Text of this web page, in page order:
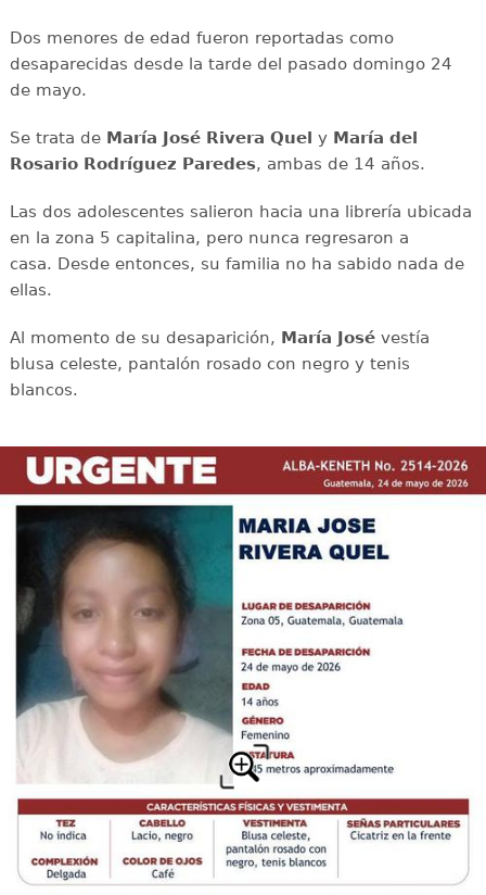
Dos menores de edad fueron reportadas como
desaparecidas desde la tarde del pasado domingo 24
de mayo.
Se trata de María José Rivera Quel y María del
Rosario Rodríguez Paredes, ambas de 14 años.
Las dos adolescentes salieron hacia una librería ubicada
en la zona 5 capitalina, pero nunca regresaron a
casa. Desde entonces, su familia no ha sabido nada de
ellas.
Al momento de su desaparición, María Josévestía
blusa celeste, pantalón rosado con negro y tenis
blancos.